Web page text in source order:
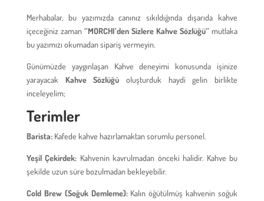
Merhabalar, bu yazımızda canınız sıkıldığında dışarıda kahve
içeceğiniz zaman ‘’MORCHI’den Sizlere Kahve Sözlüğü’’ mutlaka
bu yazımızı okumadan sipariş vermeyin.
Günümüzde yaygınlaşan Kahve deneyimi konusunda işinize
yarayacak Kahve Sözlüğü oluşturduk haydi gelin birlikte
inceleyelim;
Terimler
Barista: Kafede kahve hazırlamaktan sorumlu personel.
Yeşil Çekirdek: Kahvenin kavrulmadan önceki halidir. Kahve bu
şekilde uzun süre bozulmadan bekleyebilir.
Cold Brew (Soğuk Demleme):Kalın öğütülmüş kahvenin soğuk